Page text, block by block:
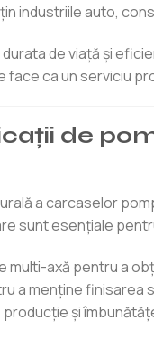
industriile auto,
de viață și
ca un serviciu
de
a carcaselor
sunt esențiale
axă pentru a
a menține finisarea
și